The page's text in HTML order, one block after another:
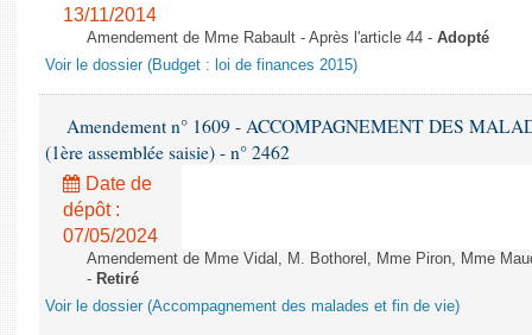
13/11/2014
Amendement de Mme Rabault - Après l'article 44 - Adopté
Voir le dossier (Budget : loi de finances 2015)
Amendement n° 1609 - ACCOMPAGNEMENT DES
(1ère assemblée saisie) - n° 2462
Date de
dépôt :
07/05/2024
Amendement de Mme Vidal, M. Bothorel, Mme Piron, Mme
- Retiré
Voir le dossier (Accompagnement des malades et fin de vie)